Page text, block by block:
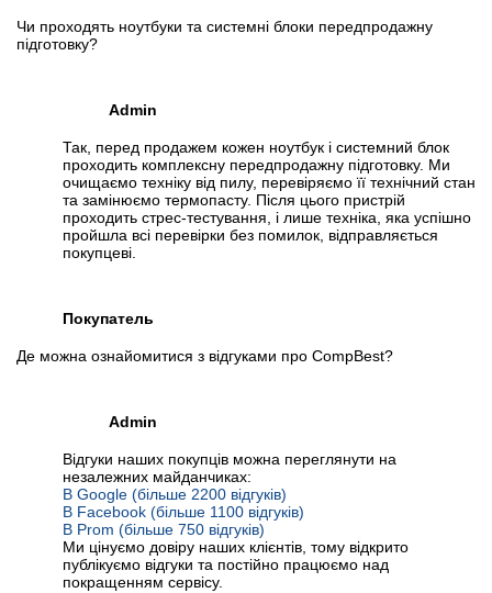
Чи проходять ноутбуки та системні блоки передпродажну
підготовку?
Admin
Так, перед продажем кожен ноутбук і системний блок
проходить комплексну передпродажну підготовку. Ми
очищаємо техніку від пилу, перевіряємо її технічний стан
та замінюємо термопасту. Після цього пристрій
проходить стрес-тестування, і лише техніка, яка успішно
пройшла всі перевірки без помилок, відправляється
покупцеві.
Покупатель
Де можна ознайомитися з відгуками про CompBest?
Admin
Відгуки наших покупців можна переглянути на
незалежних майданчиках:
В Google (більше 2200 відгуків)
В Facebook (більше 1100 відгуків)
В Prom (більше 750 відгуків)
Ми цінуємо довіру наших клієнтів, тому відкрито
публікуємо відгуки та постійно працюємо над
покращенням сервісу.